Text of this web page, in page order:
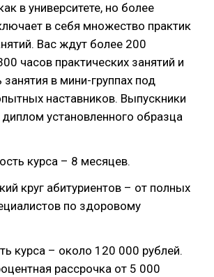
в университете, но более
в себя множество практик
Вас ждут более 200
часов практических занятий и
занятия в мини-группах под
наставников. Выпускники
установленного образца
курса – 8 месяцев.
круг абитуриентов – от полных
по здоровому
курса – около 120 000 рублей.
рассрочка от 5 000